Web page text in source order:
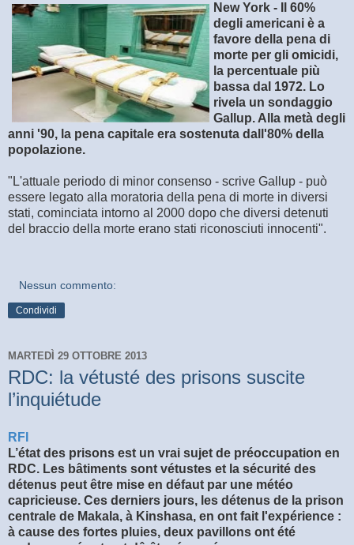
New York - Il 60%
degli americani è a
favore della pena di
morte per gli omicidi,
la percentuale più
bassa dal 1972. Lo
rivela un sondaggio
Gallup. Alla metà degli
anni '90, la pena capitale era sostenuta dall'80% della
popolazione.
"L'attuale periodo di minor consenso - scrive Gallup - può
essere legato alla moratoria della pena di morte in diversi
stati, cominciata intorno al 2000 dopo che diversi detenuti
del braccio della morte erano stati riconosciuti innocenti".
Nessun commento:
Condividi
MARTEDÌ 29 OTTOBRE 2013
RDC: la vétusté des prisons suscite
l’inquiétude
RFI
L’état des prisons est un vrai sujet de préoccupation en
RDC. Les bâtiments sont vétustes et la sécurité des
détenus peut être mise en défaut par une météo
capricieuse. Ces derniers jours, les détenus de la prison
centrale de Makala, à Kinshasa, en ont fait l'expérience :
à cause des fortes pluies, deux pavillons ont été